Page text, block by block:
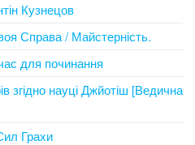
Кузнецов
Справа / Майстерність.
для починання
згідно науці Джйотіш [Ведична
Грахи